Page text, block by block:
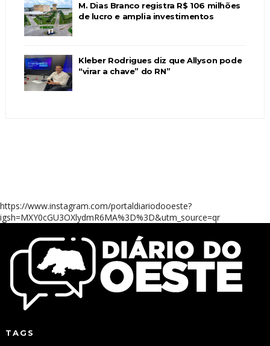
M. Dias Branco registra R$ 106 milhões
de lucro e amplia investimentos
Kleber Rodrigues diz que Allyson pode
“virar a chave” do RN”
https://www.instagram.com/portaldiariodooeste?
igsh=MXY0cGU3OXlydmR6MA%3D%3D&utm_source=qr
TAGS